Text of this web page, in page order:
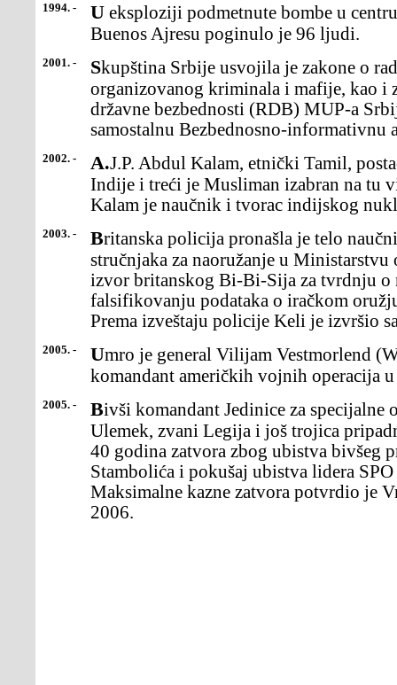
1994. - U eksploziji podmetnute bombe u centru jevrejske zajedniceu
Buenos Ajresu poginulo je 96 ljudi.
2001. - Skupština Srbije usvojila je zakone o radio-difuziji, oborbi protiv
organizovanog kriminala i mafije, kao i
državne bezbednosti (RDB) MUP-a
samostalnu Bezbednosno-informativnu
2002. - A.J.P. Abdul Kalam, etnički Tamil, postao je 12. po redupredsednik
Indije i treći je Musliman izabran na tu
Kalam je naučnik i tvorac indijskog
2003. - Britanska policija pronašla je telo naučnika Dejvida Kelija,
stručnjaka za naoružanje u
izvor britanskog Bi-Bi-Sija za tvrdnju o
falsifikovanju podataka o iračkom
Prema izveštaju policije Keli je izvršio
2005. - Umro je general Vilijam Vestmorlend (William Westmoreland),
komandant američkih vojnih operacija
2005. - Bivši komandant Jedinice za specijalne operacije (JSO)Milorad
Ulemek, zvani Legija i još trojica
40 godina zatvora zbog ubistva bivšeg
Stambolića i pokušaj ubistva lidera
Maksimalne kazne zatvora potvrdio je
2006.